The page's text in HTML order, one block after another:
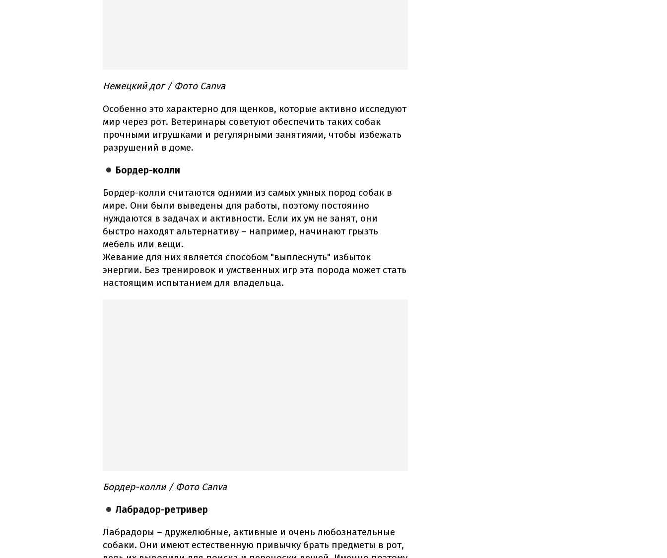
Немецкий дог / Фото Canva
Особенно это характерно для щенков, которые активно исследуют
мир через рот. Ветеринары советуют обеспечить таких собак
прочными игрушками и регулярными занятиями, чтобы избежать
разрушений в доме.
Бордер-колли
Бордер-колли считаются одними из самых умных пород собак в
мире. Они были выведены для работы, поэтому постоянно
нуждаются в задачах и активности. Если их ум не занят, они
быстро находят альтернативу – например, начинают грызть
мебель или вещи.
Жевание для них является способом "выплеснуть" избыток
энергии. Без тренировок и умственных игр эта порода может стать
настоящим испытанием для владельца.
Бордер-колли / Фото Canva
Лабрадор-ретривер
Лабрадоры – дружелюбные, активные и очень любознательные
собаки. Они имеют естественную привычку брать предметы в рот,